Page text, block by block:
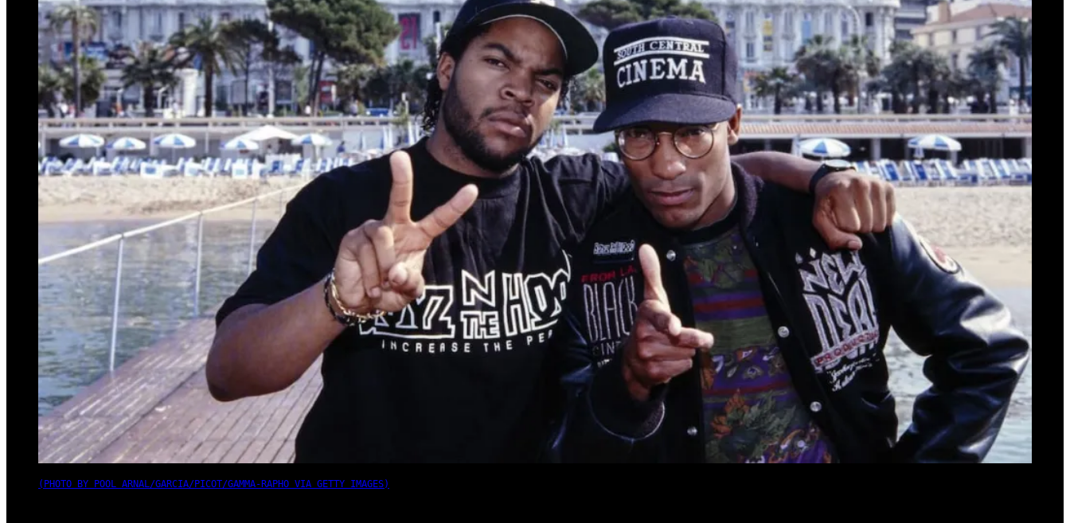
(PHOTO BY POOL ARNAL/GARCIA/PICOT/GAMMA-RAPHO VIA GETTY IMAGES)